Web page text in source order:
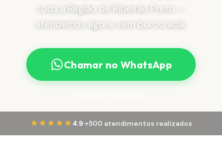
toda a Região de Ribeirão Preto —
atendemos agora, sem burocracia.
Chamar no WhatsApp
★★★★★ 4.9·+500 atendimentos realizados